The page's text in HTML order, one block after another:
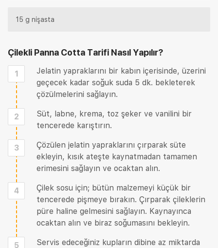
15 g nişasta
Çilekli Panna Cotta Tarifi Nasıl Yapılır?
1
Jelatin yapraklarını bir kabın içerisinde, üzerini
geçecek kadar soğuk suda 5 dk. bekleterek
çözülmelerini sağlayın.
2
Süt, labne, krema, toz şeker ve vanilini bir
tencerede karıştırın.
3
Çözülen jelatin yapraklarını çırparak süte
ekleyin, kısık ateşte kaynatmadan tamamen
erimesini sağlayın ve ocaktan alın.
4
Çilek sosu için; bütün malzemeyi küçük bir
tencerede pişmeye bırakın. Çırparak çileklerin
püre haline gelmesini sağlayın. Kaynayınca
ocaktan alın ve biraz soğumasını bekleyin.
5 Servis edeceğiniz kupların dibine az miktarda